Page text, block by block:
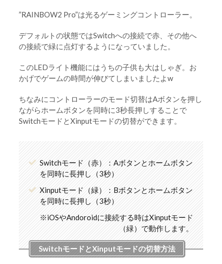
”RAINBOW2 Pro”は光るゲーミングコントローラー。
デフォルトの状態ではSwitchへの接続で赤、その他へ
の接続で緑に点灯するようになっていました。
このLEDライト機能にはうちの子供も大はしゃぎ。お
かげでゲームの時間が伸びてしまいましたよw
ちなみにコントローラーのモード切替はAボタンを押し
ながらホームボタンを同時に3秒長押しすることで
SwitchモードとXinputモードの切替ができます。
SwitchモードとXinputモードの切替方法
Switchモード（赤）：Aボタンとホームボタン
を同時に長押し（3秒）
Xinputモード（緑）：Bボタンとホームボタン
を同時に長押し（3秒）
※iOSやAndoroidに接続する時はXinputモード
（緑）で動作します。